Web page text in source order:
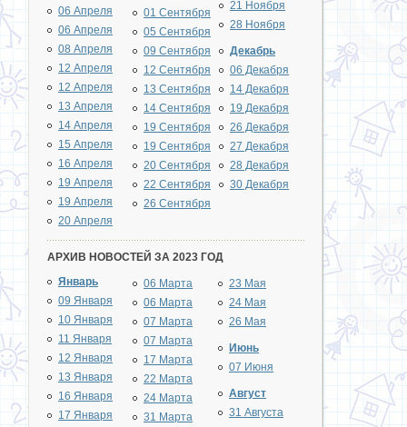
06 Апреля
06 Апреля
08 Апреля
12 Апреля
12 Апреля
13 Апреля
14 Апреля
15 Апреля
16 Апреля
19 Апреля
19 Апреля
20 Апреля
01 Сентября
05 Сентября
09 Сентября
12 Сентября
13 Сентября
14 Сентября
19 Сентября
19 Сентября
20 Сентября
22 Сентября
26 Сентября
21 Ноября
28 Ноября
Декабрь
06 Декабря
14 Декабря
19 Декабря
26 Декабря
27 Декабря
28 Декабря
30 Декабря
АРХИВ НОВОСТЕЙ ЗА 2023 ГОД
Январь
09 Января
10 Января
11 Января
12 Января
13 Января
16 Января
17 Января
06 Марта
06 Марта
07 Марта
07 Марта
17 Марта
22 Марта
24 Марта
31 Марта
23 Мая
24 Мая
26 Мая
Июнь
07 Июня
Август
31 Августа